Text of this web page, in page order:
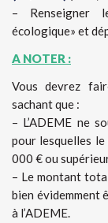
– Renseigner
écologique» et
A NOTER :
Vous devrez
sachant que :
– L’ADEME ne
pour lesquelles
000 € ou
– Le montant
bien évidemment
à l’ADEME.